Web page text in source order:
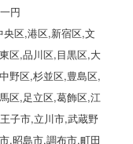
円
区,港区,新宿区,文
区,品川区,目黒区,大
野区,杉並区,豊島区,
区,足立区,葛飾区,江
子市,立川市,武蔵野
,昭島市,調布市,町田